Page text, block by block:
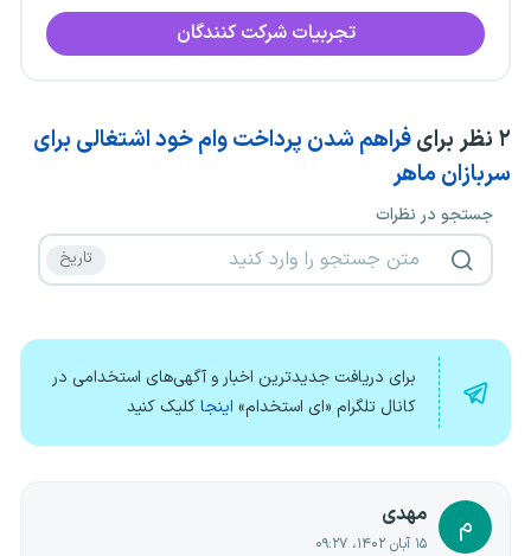
تجربیات شرکت کنندگان
۲ نظر برایفراهم شدن پرداخت وام خود اشتغالی برای
سربازان ماهر
جستجو در نظرات
برای دریافت جدیدترین اخبار و آگهی‌های استخدامی در
کانال تلگرام «ای استخدام» اینجاکلیک کنید
م مهدی
۱۵ آبان ۱۴۰۲، ۰۹:۲۷